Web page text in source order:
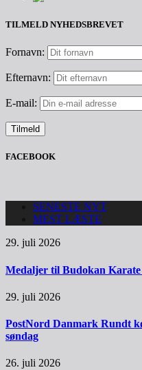
TILMELD NYHEDSBREVET
Fornavn:
Efternavn:
E-mail:
FACEBOOK
SENESTE NYT
MEST LÆSTE
29. juli 2026
Medaljer til Budokan
29. juli 2026
PostNord Danmark Rundt
søndag
26. juli 2026